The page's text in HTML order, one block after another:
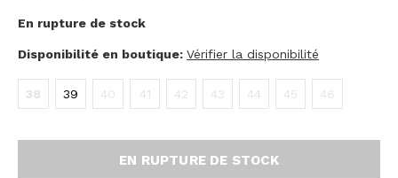
En rupture de stock
Disponibilité en boutique: Vérifier la disponibilité
38 39 40 41 42 43 44 45 46
EN RUPTURE DE STOCK